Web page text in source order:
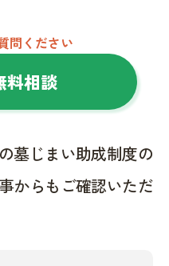
問ください
料相談
墓じまい助成制度の
からもご確認いただ